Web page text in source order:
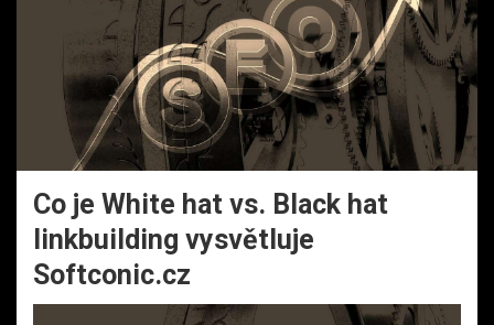
Co je White hat vs. Black hat
linkbuilding vysvětluje
Softconic.cz